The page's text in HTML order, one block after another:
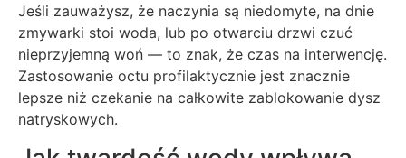
Jeśli zauważysz, że naczynia są niedomyte, na dnie
zmywarki stoi woda, lub po otwarciu drzwi czuć
nieprzyjemną woń — to znak, że czas na interwencję.
Zastosowanie octu profilaktycznie jest znacznie
lepsze niż czekanie na całkowite zablokowanie dysz
natryskowych.